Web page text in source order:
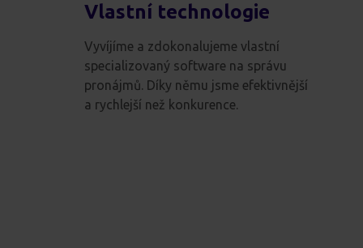
Vlastní technologie
Vyvíjíme a zdokonalujeme vlastní
specializovaný software na správu
pronájmů. Díky němu jsme efektivnější
a rychlejší než konkurence.